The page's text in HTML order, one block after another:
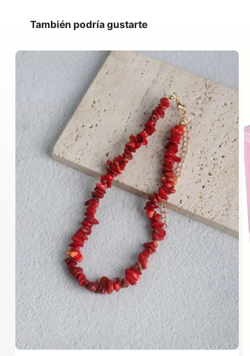
También podría gustarte